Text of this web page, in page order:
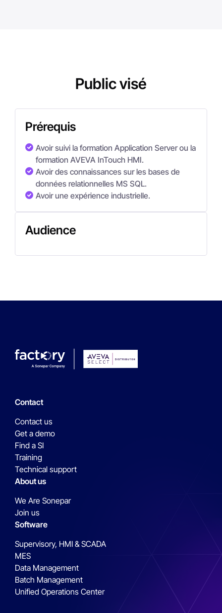
Public visé
Prérequis
Avoir suivi la formation Application Server ou la
formation AVEVA InTouch HMI.
Avoir des connaissances sur les bases de
données relationnelles MS SQL.
Avoir une expérience industrielle.
Audience
Contact
Contact us
Get a demo
Find a SI
Training
Technical support
About us
We Are Sonepar
Join us
Software
Supervisory, HMI & SCADA
MES
Data Management
Batch Management
Unified Operations Center